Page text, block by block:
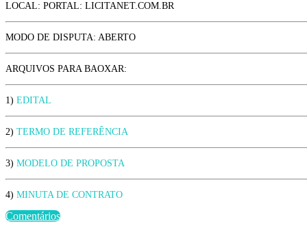
LOCAL: PORTAL: LICITANET.COM.BR
MODO DE DISPUTA: ABERTO
ARQUIVOS PARA BAOXAR:
1) EDITAL
2) TERMO DE REFERÊNCIA
3) MODELO DE PROPOSTA
4) MINUTA DE CONTRATO
Comentários